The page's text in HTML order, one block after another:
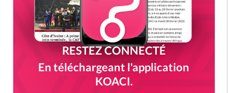
RESTEZ CONNECTÉ
En téléchargeant l'application
KOACI.